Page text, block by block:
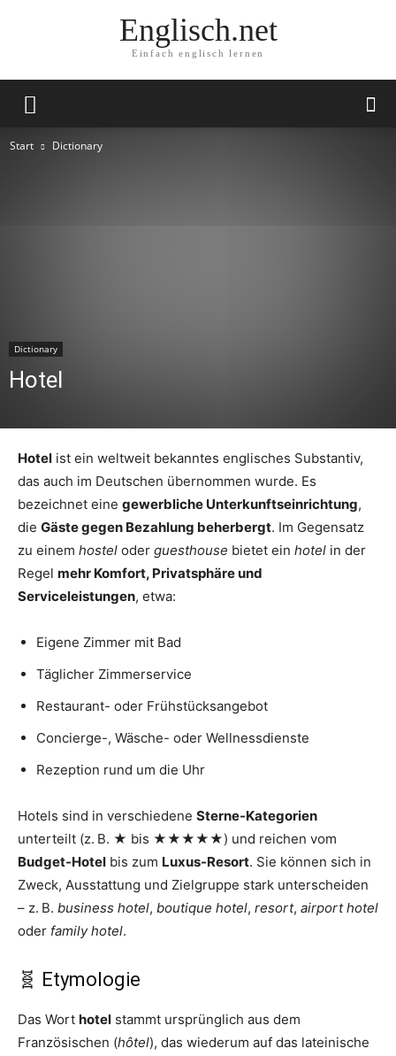
Englisch.net
Einfach englisch lernen
Start Dictionary
Dictionary
Hotel
Hotel ist ein weltweit bekanntes englisches Substantiv,
das auch im Deutschen übernommen wurde. Es
bezeichnet eine gewerbliche Unterkunftseinrichtung,
die Gäste gegen Bezahlung beherbergt. Im Gegensatz
zu einem hostel oder guesthouse bietet ein hotel in der
Regel mehr Komfort, Privatsphäre und
Serviceleistungen, etwa:
Eigene Zimmer mit Bad
Täglicher Zimmerservice
Restaurant- oder Frühstücksangebot
Concierge-, Wäsche- oder Wellnessdienste
Rezeption rund um die Uhr
Hotels sind in verschiedene Sterne-Kategorien
unterteilt (z. B. ★ bis ★★★★★) und reichen vom
Budget-Hotel bis zum Luxus-Resort. Sie können sich in
Zweck, Ausstattung und Zielgruppe stark unterscheiden
– z. B. business hotel, boutique hotel, resort, airport hotel
oder family hotel.
🧬 Etymologie
Das Wort hotel stammt ursprünglich aus dem
Französischen (hôtel), das wiederum auf das lateinische